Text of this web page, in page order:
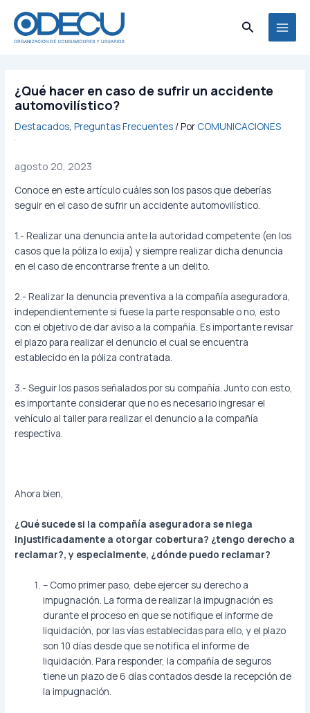
contenido
Buscar
¿Qué hacer en caso de sufrir un accidente
automovilístico?
Destacados,Preguntas Frecuentes / Por COMUNICACIONES
agosto 20, 2023
Conoce en este artículo cuáles son los pasos que deberías
seguir en el caso de sufrir un accidente automovilístico.
1.- Realizar una denuncia ante la autoridad competente (en los
casos que la póliza lo exija) y siempre realizar dicha denuncia
en el caso de encontrarse frente a un delito.
2.- Realizar la denuncia preventiva a la compañía aseguradora,
independientemente si fuese la parte responsable o no, esto
con el objetivo de dar aviso a la compañía. Es importante revisar
el plazo para realizar el denuncio el cual se encuentra
establecido en la póliza contratada.
3.- Seguir los pasos señalados por su compañía. Junto con esto,
es importante considerar que no es necesario ingresar el
vehículo al taller para realizar el denuncio a la compañía
respectiva.
Ahora bien,
¿Qué sucede si la compañía aseguradora se niega
injustificadamente a otorgar cobertura? ¿tengo derecho a
reclamar?, y especialmente, ¿dónde puedo reclamar?
– Como primer paso, debe ejercer su derecho a
impugnación. La forma de realizar la impugnación es
durante el proceso en que se notifique el informe de
liquidación, por las vías establecidas para ello, y el plazo
son 10 días desde que se notifica el informe de
liquidación. Para responder, la compañía de seguros
tiene un plazo de 6 días contados desde la recepción de
la impugnación.